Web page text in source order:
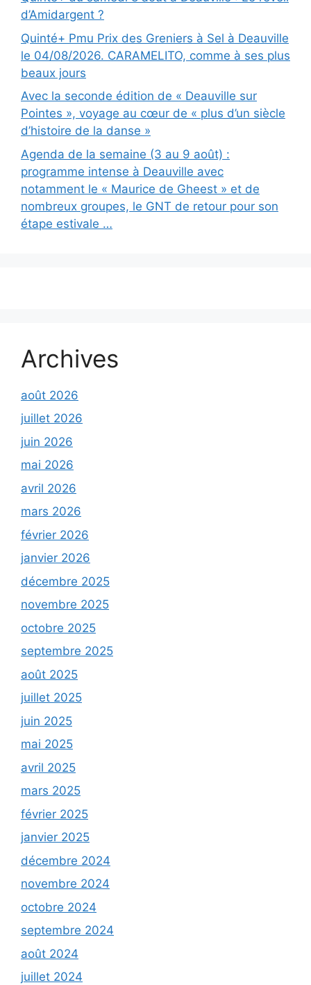
d’Amidargent ?
Quinté+ Pmu Prix des Greniers à Sel à Deauville
le 04/08/2026. CARAMELITO, comme à ses plus
beaux jours
Avec la seconde édition de « Deauville sur
Pointes », voyage au cœur de « plus d’un siècle
d’histoire de la danse »
Agenda de la semaine (3 au 9 août) :
programme intense à Deauville avec
notamment le « Maurice de Gheest » et de
nombreux groupes, le GNT de retour pour son
étape estivale …
Archives
août 2026
juillet 2026
juin 2026
mai 2026
avril 2026
mars 2026
février 2026
janvier 2026
décembre 2025
novembre 2025
octobre 2025
septembre 2025
août 2025
juillet 2025
juin 2025
mai 2025
avril 2025
mars 2025
février 2025
janvier 2025
décembre 2024
novembre 2024
octobre 2024
septembre 2024
août 2024
juillet 2024